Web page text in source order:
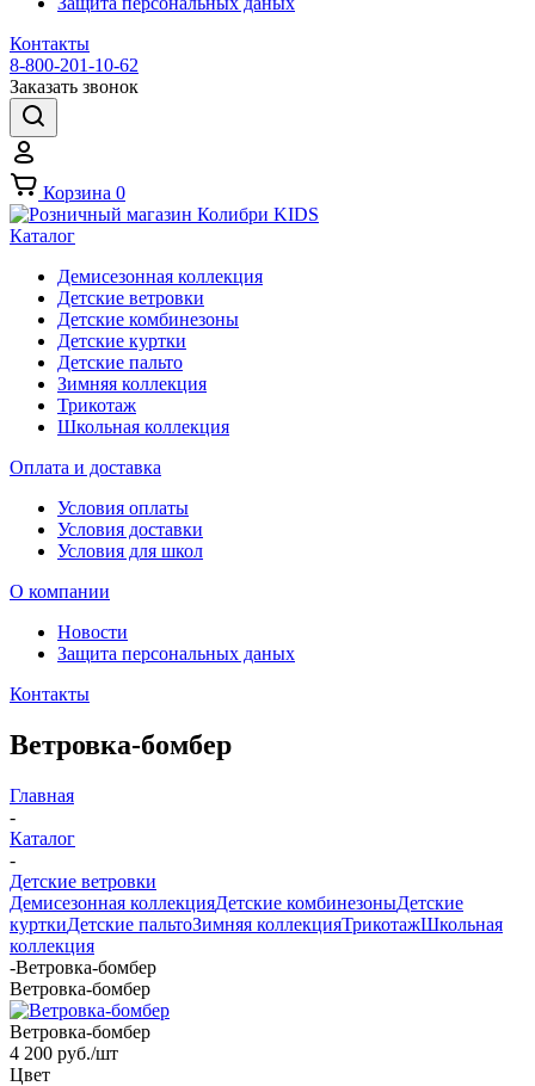
Контакты
8-800-201-10-62
Заказать звонок
Корзина 0
Каталог
Демисезонная коллекция
Детские ветровки
Детские комбинезоны
Детские куртки
Детские пальто
Зимняя коллекция
Трикотаж
Школьная коллекция
Оплата и доставка
Условия оплаты
Условия доставки
Условия для школ
О компании
Новости
Защита персональных даных
Контакты
Ветровка-бомбер
Главная
-
Каталог
-
Детские ветровки
Демисезонная коллекцияДетские комбинезоныДетские
курткиДетские пальтоЗимняя коллекцияТрикотажШкольная
коллекция
-Ветровка-бомбер
Ветровка-бомбер
Ветровка-бомбер
4 200 руб./шт
Цвет